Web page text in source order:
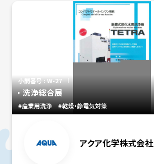
小間番号 : W-27
洗浄総合展
#産業用洗浄 #乾燥・静電気対策
アクア化学株式会社